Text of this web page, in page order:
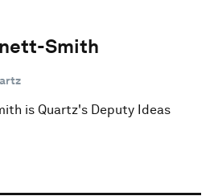
Smith
is Quartz's Deputy Ideas